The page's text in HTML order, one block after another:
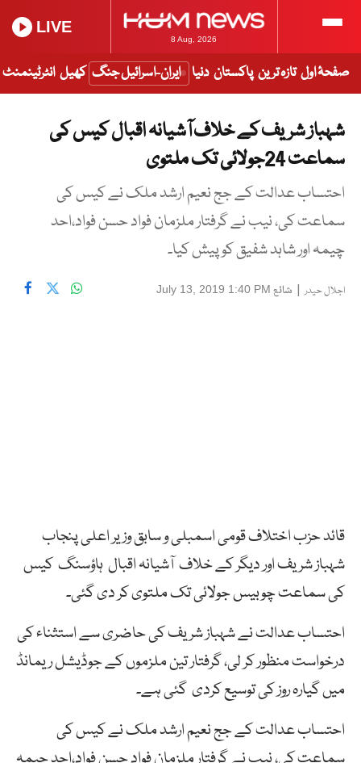
8 Aug, 2026
LIVE
صفحۂ اول تازہ ترین پاکستان دنیا ایران-اسرائیل جنگ کھیل انٹرٹینمنٹ
شہباز شریف کے خلاف آشیانہ اقبال کیس کی
سماعت 24جولائی تک ملتوی
احتساب عدالت کے جج نعیم ارشد ملک نے کیس کی
سماعت کی، نیب نے گرفتار ملزمان فواد حسن فواد،احد
چیمہ اور شاہد شفیق کو پیش کیا۔
اجلال حیدر| شائع July 13, 2019 1:40 PM
قائد حزب اختلاف قومی اسمبلی و سابق وزیر اعلی پنجاب
شہباز شریف اور دیگر کے خلاف آشیانہ اقبال ہاؤسنگ کیس
کی سماعت چوبیس جولائی تک ملتوی کر دی گئی۔
احتساب عدالت نے شہباز شریف کی حاضری سے استثناء کی
درخواست منظور کر لی، گرفتار تین ملزموں کے جوڈیشل ریمانڈ
میں گیارہ روز کی توسیع کردی گئی ہے۔
احتساب عدالت کے جج نعیم ارشد ملک نے کیس کی